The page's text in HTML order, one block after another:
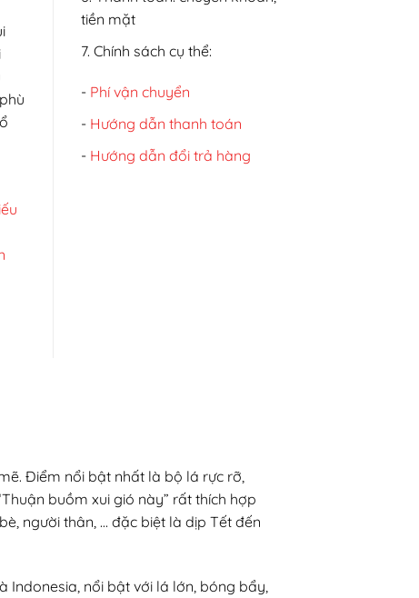
tiền mặt
7. Chính sách cụ thể:
- Phí vận chuyển
- Hướng dẫn thanh toán
- Hướng dẫn đổi trả hàng
Điểm nổi bật nhất là bộ lá rực rỡ,
buồm xui gió này” rất thích hợp
người thân, … đặc biệt là dịp Tết đến
nổi bật với lá lớn, bóng bẩy,